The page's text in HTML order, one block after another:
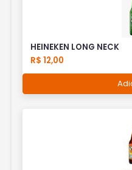
HEINEKEN LONG NECK
R$ 12,00